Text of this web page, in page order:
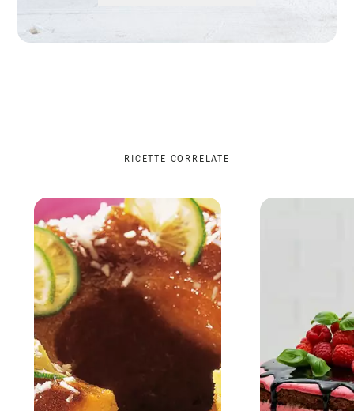
RICETTE CORRELATE